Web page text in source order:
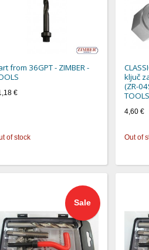
from 36GPT - ZIMBER -
€
of stock
ključ
(ZR-
TOOLS
4,60 €
Out of
Sale